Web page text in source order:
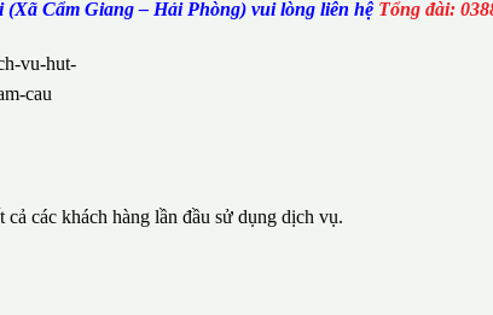
Cẩm Giang – Hải Phòng) vui lòng liên hệ Tổng đài:
các khách hàng lần đầu sử dụng dịch vụ.